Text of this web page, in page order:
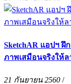
SketchAR แอปฯ ฝึ
ภาพเสมือนจริงให้ล
21 กันยายน 2560 /